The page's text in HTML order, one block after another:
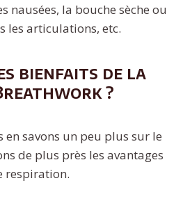
nausées, la bouche sèche ou
les articulations, etc.
bienfaits de la
?
savons un peu plus sur le
de plus près les avantages
respiration.